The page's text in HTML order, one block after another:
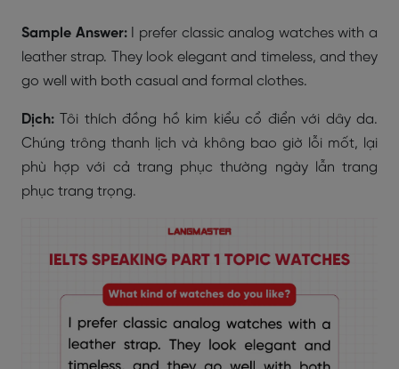
Sample Answer:I prefer classic analog watches with a
leather strap. They look elegant and timeless, and they
go well with both casual and formal clothes.
Dịch: Tôi thích đồng hồ kim kiểu cổ điển với dây da.
Chúng trông thanh lịch và không bao giờ lỗi mốt, lại
phù hợp với cả trang phục thường ngày lẫn trang
phục trang trọng.